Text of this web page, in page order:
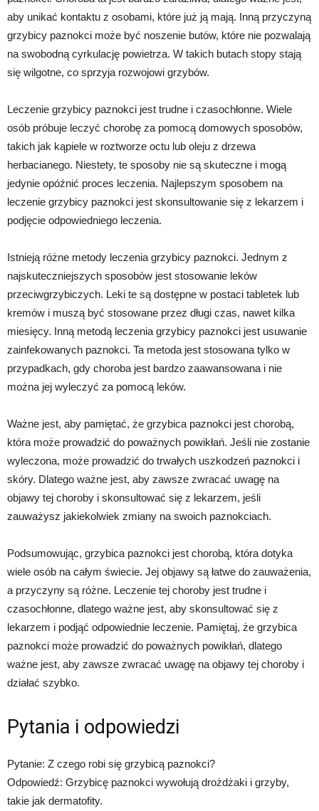
aby unikać kontaktu z osobami, które już ją mają. Inną przyczyną
grzybicy paznokci może być noszenie butów, które nie pozwalają
na swobodną cyrkulację powietrza. W takich butach stopy stają
się wilgotne, co sprzyja rozwojowi grzybów.
Leczenie grzybicy paznokci jest trudne i czasochłonne. Wiele
osób próbuje leczyć chorobę za pomocą domowych sposobów,
takich jak kąpiele w roztworze octu lub oleju z drzewa
herbacianego. Niestety, te sposoby nie są skuteczne i mogą
jedynie opóźnić proces leczenia. Najlepszym sposobem na
leczenie grzybicy paznokci jest skonsultowanie się z lekarzem i
podjęcie odpowiedniego leczenia.
Istnieją różne metody leczenia grzybicy paznokci. Jednym z
najskuteczniejszych sposobów jest stosowanie leków
przeciwgrzybiczych. Leki te są dostępne w postaci tabletek lub
kremów i muszą być stosowane przez długi czas, nawet kilka
miesięcy. Inną metodą leczenia grzybicy paznokci jest usuwanie
zainfekowanych paznokci. Ta metoda jest stosowana tylko w
przypadkach, gdy choroba jest bardzo zaawansowana i nie
można jej wyleczyć za pomocą leków.
Ważne jest, aby pamiętać, że grzybica paznokci jest chorobą,
która może prowadzić do poważnych powikłań. Jeśli nie zostanie
wyleczona, może prowadzić do trwałych uszkodzeń paznokci i
skóry. Dlatego ważne jest, aby zawsze zwracać uwagę na
objawy tej choroby i skonsultować się z lekarzem, jeśli
zauważysz jakiekolwiek zmiany na swoich paznokciach.
Podsumowując, grzybica paznokci jest chorobą, która dotyka
wiele osób na całym świecie. Jej objawy są łatwe do zauważenia,
a przyczyny są różne. Leczenie tej choroby jest trudne i
czasochłonne, dlatego ważne jest, aby skonsultować się z
lekarzem i podjąć odpowiednie leczenie. Pamiętaj, że grzybica
paznokci może prowadzić do poważnych powikłań, dlatego
ważne jest, aby zawsze zwracać uwagę na objawy tej choroby i
działać szybko.
Pytania i odpowiedzi
Pytanie: Z czego robi się grzybicą paznokci?
Odpowiedź: Grzybicę paznokci wywołują drożdżaki i grzyby,
takie jak dermatofity.